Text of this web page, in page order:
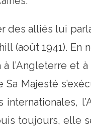
des alliés lui
(août 1941). En
l’Angleterre et à
Majesté
toujours, elle